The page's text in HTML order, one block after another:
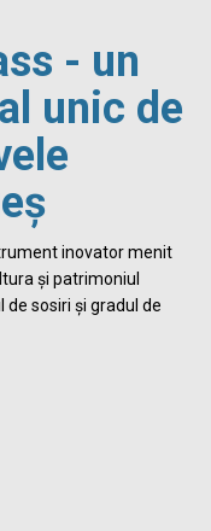
- un
unic de
inovator menit
și patrimoniul
sosiri și gradul de